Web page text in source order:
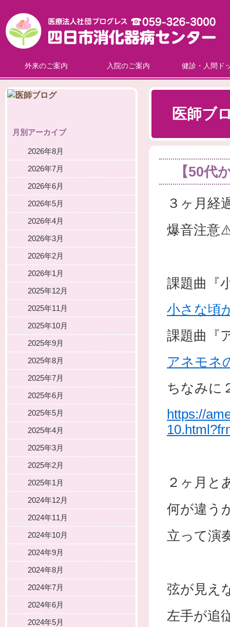
外来のご案内 入院のご案内 健診・人間ド
医師ブ
【50代
３ヶ月経
爆音注意
課題曲『
小さな頃
課題曲『
アネモネ
ちなみに
https://
２ヶ月と
何が違う
立って演
弦が見え
左手が追
月別アーカイブ
2026年8月
2026年7月
2026年6月
2026年5月
2026年4月
2026年3月
2026年2月
2026年1月
2025年12月
2025年11月
2025年10月
2025年9月
2025年8月
2025年7月
2025年6月
2025年5月
2025年4月
2025年3月
2025年2月
2025年1月
2024年12月
2024年11月
2024年10月
2024年9月
2024年8月
2024年7月
2024年6月
2024年5月